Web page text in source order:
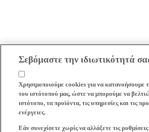
Σεβόμαστε την ιδιωτικότητά
Χρησιμοποιούμε cookies για να κατανοήσουμε
του ιστότοπού μας, ώστε να μπορούμε να
ιστότοπο, τα προϊόντα, τις υπηρεσίες και τις
ενέργειες.
Εάν συνεχίσετε χωρίς να αλλάξετε τις